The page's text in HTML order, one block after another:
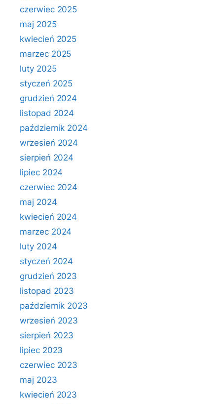
czerwiec 2025
maj 2025
kwiecień 2025
marzec 2025
luty 2025
styczeń 2025
grudzień 2024
listopad 2024
październik 2024
wrzesień 2024
sierpień 2024
lipiec 2024
czerwiec 2024
maj 2024
kwiecień 2024
marzec 2024
luty 2024
styczeń 2024
grudzień 2023
listopad 2023
październik 2023
wrzesień 2023
sierpień 2023
lipiec 2023
czerwiec 2023
maj 2023
kwiecień 2023